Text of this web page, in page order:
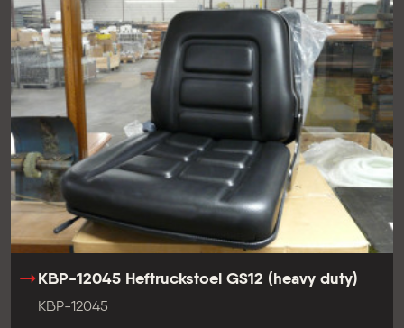
KBP-12045 Heftruckstoel GS12 (heavy duty)
KBP-12045